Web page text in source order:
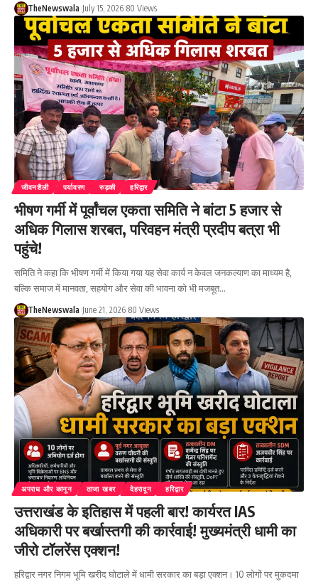
TheNewswala July 15, 2026 80 Views
जीवनशैली पर्यावरण रुड़की हरिद्वार
भीषण गर्मी में पूर्वांचल एकता समिति ने बांटा 5 हजार से
अधिक गिलास शरबत, परिवहन मंत्री प्रदीप बत्रा भी
पहुंचे!
समिति ने कहा कि भीषण गर्मी में किया गया यह सेवा कार्य न केवल जनकल्याण का माध्यम है,
बल्कि समाज में मानवता, सहयोग और सेवा की भावना को भी मजबूत…
TheNewswala June 21, 2026 80 Views
अपराध और कानून ताजा खबर देहरादून हरिद्वार
उत्तराखंड के इतिहास में पहली बार! कार्यरत IAS
अधिकारी पर बर्खास्तगी की कार्रवाई! मुख्यमंत्री धामी का
जीरो टॉलरेंस एक्शन!
हरिद्वार नगर निगम भूमि खरीद घोटाले में धामी सरकार का बड़ा एक्शन। 10 लोगों पर मुकदमा